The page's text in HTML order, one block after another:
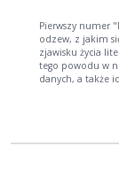
Pierwszy numer
odzew, z jakim
zjawisku życia
tego powodu w
danych, a także
Zdecydowanie